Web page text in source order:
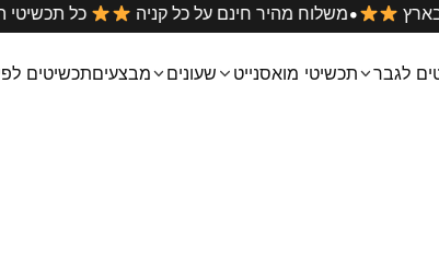
משלוח מהיר חינם על כל קניה• ביותר בארץ
לגבר תכשיטי מואסנייט שעונים מבצעיםתכשיטים